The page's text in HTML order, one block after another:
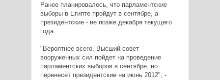
Ранее планировалось, что парламентские
выборы в Египте пройдут в сентябре, а
президентские - не позже декабря текущего
года.
"Вероятнее всего, Высший совет
вооруженных сил пойдет на проведение
парламентских выборов в сентябре, но
перенесет президентские на июнь 2012", -